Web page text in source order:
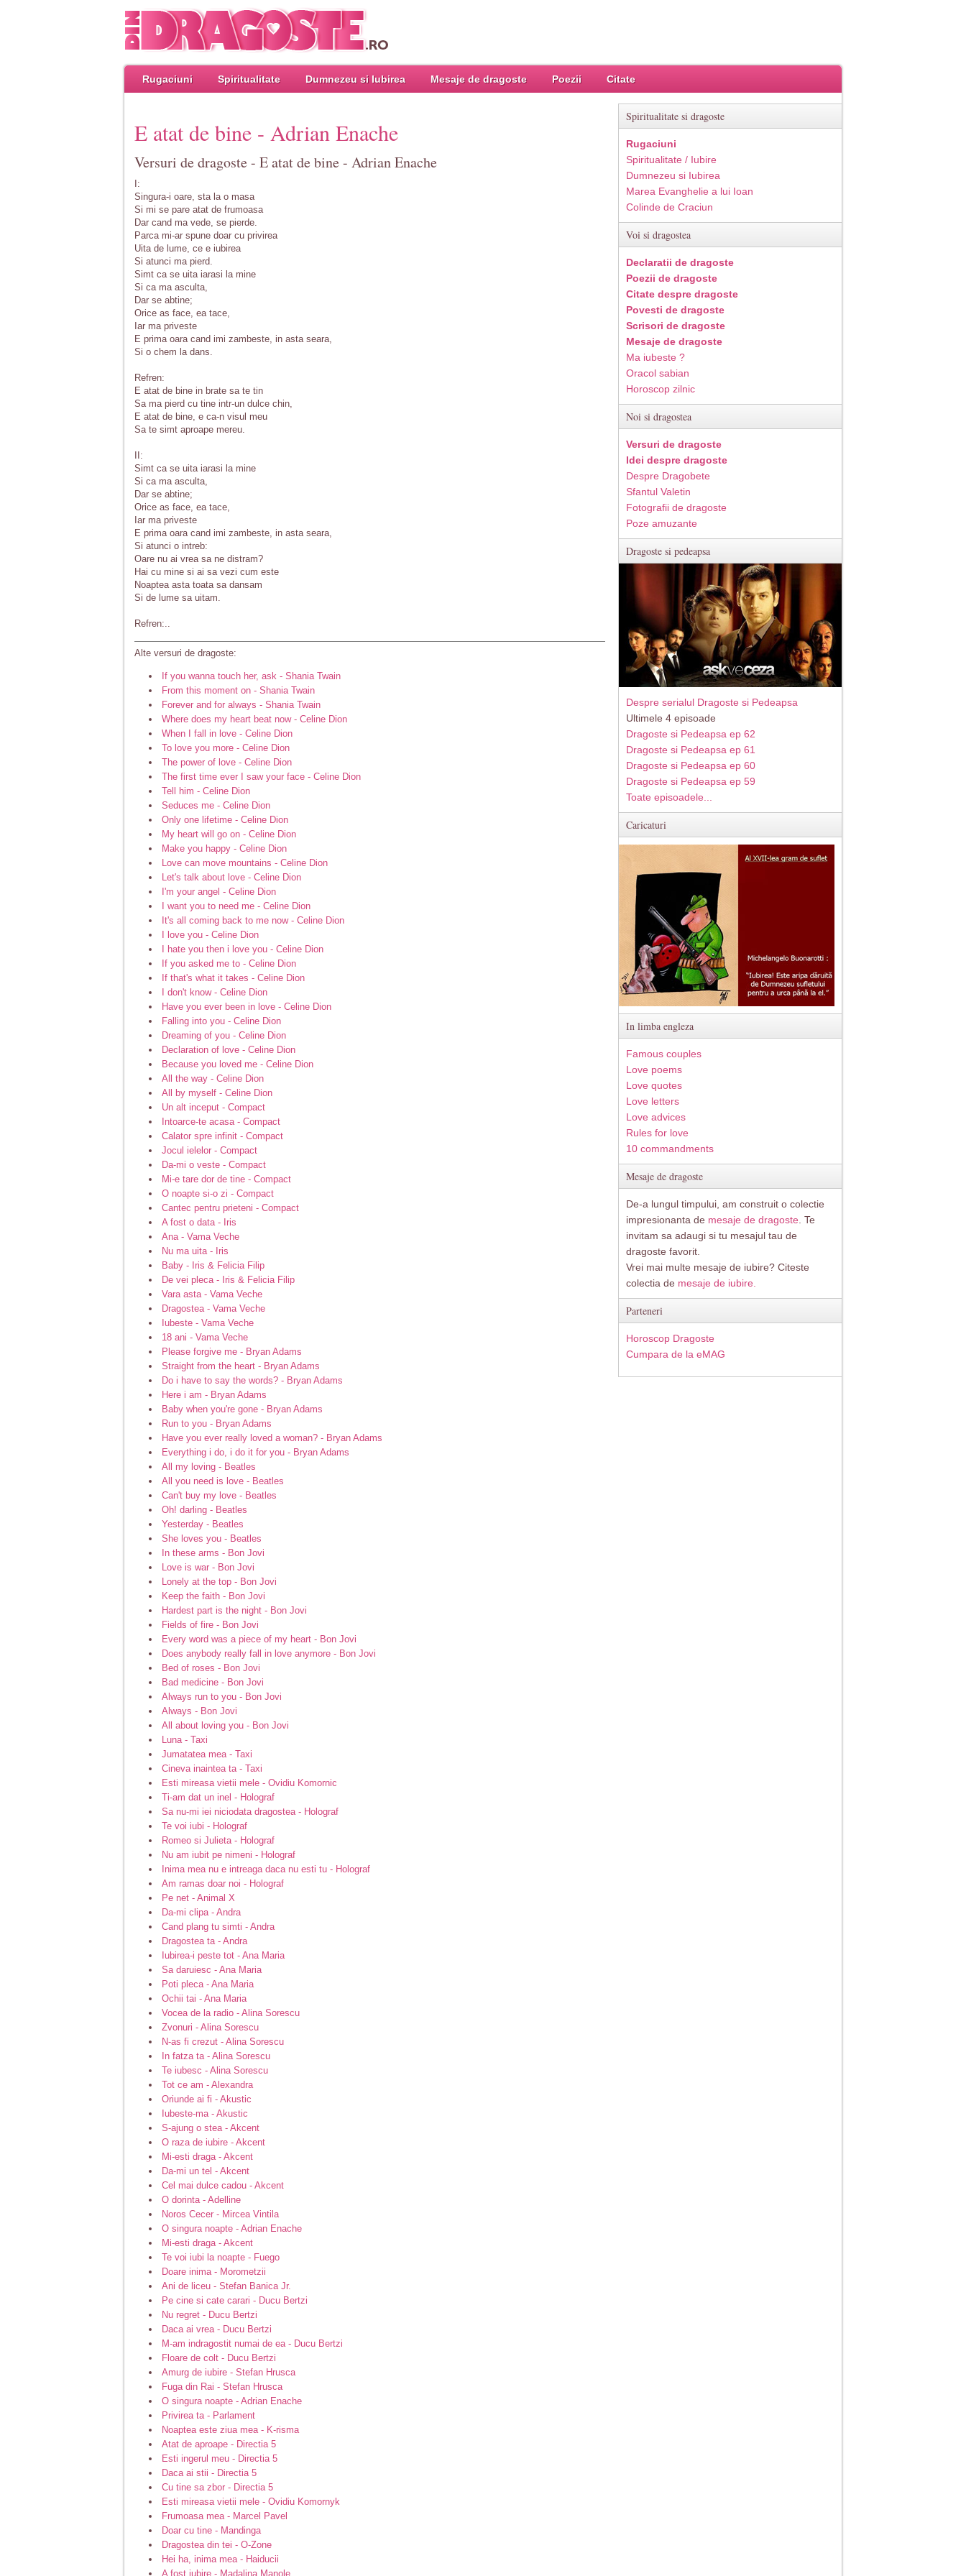
Rugaciuni Spiritualitate Dumnezeu si Iubirea Mesaje de dragoste Poezii Citate
E atat de bine - Adrian Enache
Versuri de dragoste - E atat de bine - Adrian Enache
I:
Singura-i oare, sta la o masa
Si mi se pare atat de frumoasa
Dar cand ma vede, se pierde.
Parca mi-ar spune doar cu privirea
Uita de lume, ce e iubirea
Si atunci ma pierd.
Simt ca se uita iarasi la mine
Si ca ma asculta,
Dar se abtine;
Orice as face, ea tace,
Iar ma priveste
E prima oara cand imi zambeste, in asta seara,
Si o chem la dans.
Refren:
E atat de bine in brate sa te tin
Sa ma pierd cu tine intr-un dulce chin,
E atat de bine, e ca-n visul meu
Sa te simt aproape mereu.
II:
Simt ca se uita iarasi la mine
Si ca ma asculta,
Dar se abtine;
Orice as face, ea tace,
Iar ma priveste
E prima oara cand imi zambeste, in asta seara,
Si atunci o intreb:
Oare nu ai vrea sa ne distram?
Hai cu mine si ai sa vezi cum este
Noaptea asta toata sa dansam
Si de lume sa uitam.
Refren:..
Alte versuri de dragoste:
If you wanna touch her, ask - Shania Twain
From this moment on - Shania Twain
Forever and for always - Shania Twain
Where does my heart beat now - Celine Dion
When I fall in love - Celine Dion
To love you more - Celine Dion
The power of love - Celine Dion
The first time ever I saw your face - Celine Dion
Tell him - Celine Dion
Seduces me - Celine Dion
Only one lifetime - Celine Dion
My heart will go on - Celine Dion
Make you happy - Celine Dion
Love can move mountains - Celine Dion
Let's talk about love - Celine Dion
I'm your angel - Celine Dion
I want you to need me - Celine Dion
It's all coming back to me now - Celine Dion
I love you - Celine Dion
I hate you then i love you - Celine Dion
If you asked me to - Celine Dion
If that's what it takes - Celine Dion
I don't know - Celine Dion
Have you ever been in love - Celine Dion
Falling into you - Celine Dion
Dreaming of you - Celine Dion
Declaration of love - Celine Dion
Because you loved me - Celine Dion
All the way - Celine Dion
All by myself - Celine Dion
Un alt inceput - Compact
Intoarce-te acasa - Compact
Calator spre infinit - Compact
Jocul ielelor - Compact
Da-mi o veste - Compact
Mi-e tare dor de tine - Compact
O noapte si-o zi - Compact
Cantec pentru prieteni - Compact
A fost o data - Iris
Ana - Vama Veche
Nu ma uita - Iris
Baby - Iris & Felicia Filip
De vei pleca - Iris & Felicia Filip
Vara asta - Vama Veche
Dragostea - Vama Veche
Iubeste - Vama Veche
18 ani - Vama Veche
Please forgive me - Bryan Adams
Straight from the heart - Bryan Adams
Do i have to say the words? - Bryan Adams
Here i am - Bryan Adams
Baby when you're gone - Bryan Adams
Run to you - Bryan Adams
Have you ever really loved a woman? - Bryan Adams
Everything i do, i do it for you - Bryan Adams
All my loving - Beatles
All you need is love - Beatles
Can't buy my love - Beatles
Oh! darling - Beatles
Yesterday - Beatles
She loves you - Beatles
In these arms - Bon Jovi
Love is war - Bon Jovi
Lonely at the top - Bon Jovi
Keep the faith - Bon Jovi
Hardest part is the night - Bon Jovi
Fields of fire - Bon Jovi
Every word was a piece of my heart - Bon Jovi
Does anybody really fall in love anymore - Bon Jovi
Bed of roses - Bon Jovi
Bad medicine - Bon Jovi
Always run to you - Bon Jovi
Always - Bon Jovi
All about loving you - Bon Jovi
Luna - Taxi
Jumatatea mea - Taxi
Cineva inaintea ta - Taxi
Esti mireasa vietii mele - Ovidiu Komornic
Ti-am dat un inel - Holograf
Sa nu-mi iei niciodata dragostea - Holograf
Te voi iubi - Holograf
Romeo si Julieta - Holograf
Nu am iubit pe nimeni - Holograf
Inima mea nu e intreaga daca nu esti tu - Holograf
Am ramas doar noi - Holograf
Pe net - Animal X
Da-mi clipa - Andra
Cand plang tu simti - Andra
Dragostea ta - Andra
Iubirea-i peste tot - Ana Maria
Sa daruiesc - Ana Maria
Poti pleca - Ana Maria
Ochii tai - Ana Maria
Vocea de la radio - Alina Sorescu
Zvonuri - Alina Sorescu
N-as fi crezut - Alina Sorescu
In fatza ta - Alina Sorescu
Te iubesc - Alina Sorescu
Tot ce am - Alexandra
Oriunde ai fi - Akustic
Iubeste-ma - Akustic
S-ajung o stea - Akcent
O raza de iubire - Akcent
Mi-esti draga - Akcent
Da-mi un tel - Akcent
Cel mai dulce cadou - Akcent
O dorinta - Adelline
Noros Cecer - Mircea Vintila
O singura noapte - Adrian Enache
Mi-esti draga - Akcent
Te voi iubi la noapte - Fuego
Doare inima - Morometzii
Ani de liceu - Stefan Banica Jr.
Pe cine si cate carari - Ducu Bertzi
Nu regret - Ducu Bertzi
Daca ai vrea - Ducu Bertzi
M-am indragostit numai de ea - Ducu Bertzi
Floare de colt - Ducu Bertzi
Amurg de iubire - Stefan Hrusca
Fuga din Rai - Stefan Hrusca
O singura noapte - Adrian Enache
Privirea ta - Parlament
Noaptea este ziua mea - K-risma
Atat de aproape - Directia 5
Esti ingerul meu - Directia 5
Daca ai stii - Directia 5
Cu tine sa zbor - Directia 5
Esti mireasa vietii mele - Ovidiu Komornyk
Frumoasa mea - Marcel Pavel
Doar cu tine - Mandinga
Dragostea din tei - O-Zone
Hei ha, inima mea - Haiducii
A fost iubire - Madalina Manole
Spiritualitate si dragoste
Rugaciuni
Spiritualitate / Iubire
Dumnezeu si Iubirea
Marea Evanghelie a lui Ioan
Colinde de Craciun
Voi si dragostea
Declaratii de dragoste
Poezii de dragoste
Citate despre dragoste
Povesti de dragoste
Scrisori de dragoste
Mesaje de dragoste
Ma iubeste ?
Oracol sabian
Horoscop zilnic
Noi si dragostea
Versuri de dragoste
Idei despre dragoste
Despre Dragobete
Sfantul Valetin
Fotografii de dragoste
Poze amuzante
Dragoste si pedeapsa
Despre serialul Dragoste si Pedeapsa
Ultimele 4 episoade
Dragoste si Pedeapsa ep 62
Dragoste si Pedeapsa ep 61
Dragoste si Pedeapsa ep 60
Dragoste si Pedeapsa ep 59
Toate episoadele...
Caricaturi
In limba engleza
Famous couples
Love poems
Love quotes
Love letters
Love advices
Rules for love
10 commandments
Mesaje de dragoste
De-a lungul timpului, am construit o colectie
impresionanta de mesaje de dragoste . Te
invitam sa adaugi si tu mesajul tau de
dragoste favorit.
Vrei mai multe mesaje de iubire? Citeste
colectia de mesaje de iubire.
Parteneri
Horoscop Dragoste
Cumpara de la eMAG